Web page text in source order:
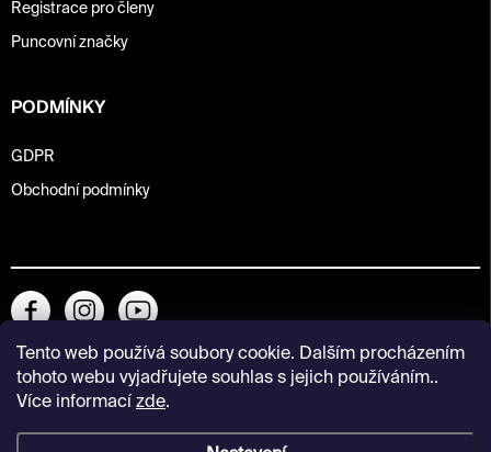
Tento web používá soubory cookie. Dalším procházením
tohoto webu vyjadřujete souhlas s jejich používáním..
Více informací zde.
Registrace pro členy
Puncovní značky
PODMÍNKY
GDPR
Obchodní podmínky